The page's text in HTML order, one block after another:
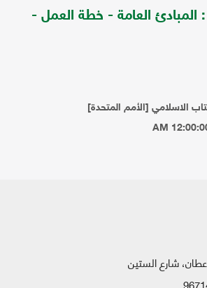
: المبادئ العامة - خطة العمل -
الاسلامي [الأمم المتحدة]
شارع الستين